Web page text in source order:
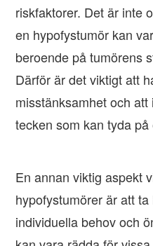
riskfaktorer. Det är inte
en hypofystumör kan
beroende på tumörens
Därför är det viktigt att
misstänksamhet och
tecken som kan tyda
En annan viktig aspekt
hypofystumörer är att
individuella behov och